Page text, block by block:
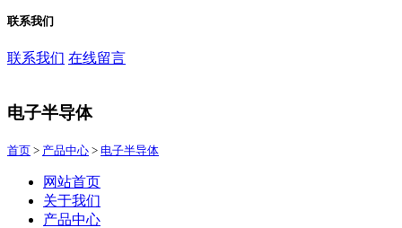
联系我们
联系我们 在线留言
电子半导体
首页 > 产品中心 > 电子半导体
网站首页
关于我们
产品中心